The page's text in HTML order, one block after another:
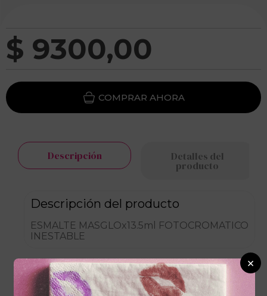
$ 9300,00
Descripción Detalles del
producto
Descripción del producto
ESMALTE MASGLOx13.5ml FOTOCROMATICO
INESTABLE
×